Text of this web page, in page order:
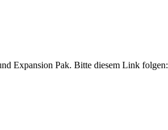
Expansion Pak. Bitte diesem Link folgen: